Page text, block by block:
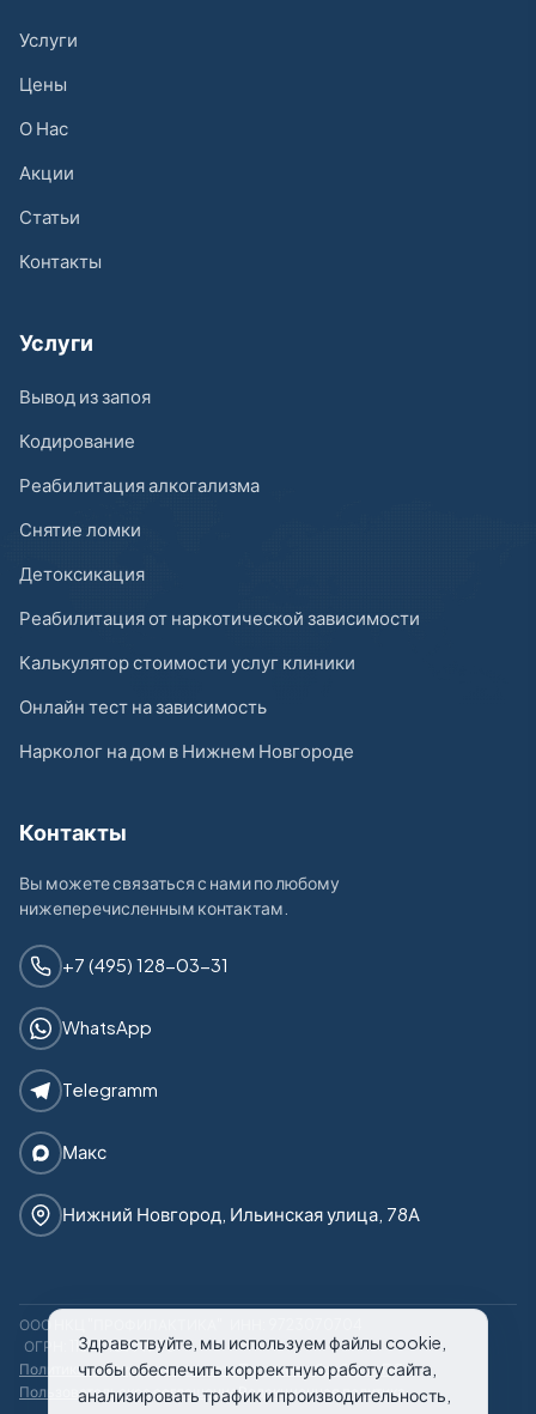
Услуги
Цены
О Нас
Акции
Статьи
Контакты
Услуги
Вывод из запоя
Кодирование
Реабилитация алкогализма
Снятие ломки
Детоксикация
Реабилитация от наркотической зависимости
Калькулятор стоимости услуг клиники
Онлайн тест на зависимость
Нарколог на дом в Нижнем Новгороде
Контакты
Вы можете связаться с нами по любому
нижеперечисленным контактам.
+7 (495) 128-03-31
WhatsApp
Telegramm
Макс
Нижний Новгород, Ильинская улица, 78А
ООО НКЦ "ПРОФИЛАКТИКА"
ОГРН: 1187746971950
Политика конфиденциальностиПолитика обработки ПД
Пользовательское соглашениеРедакционная политика
Здравствуйте, мы используем файлы cookie,
чтобы обеспечить корректную работу сайта,
анализировать трафик и производительность,